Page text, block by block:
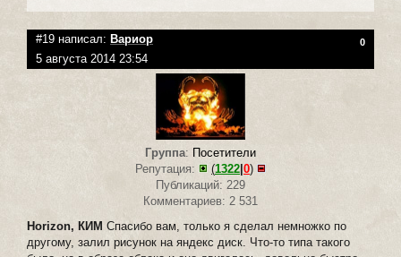
#19 написал: Вариор 0
5 августа 2014 23:54
Группа: Посетители
Репутация:
(1322 0)
Публикаций: 229
Комментариев: 2 531
Horizon, КИМ Спасибо вам, только я сделал немножко по
другому, залил рисунок на яндекс диск. Что-то типа такого